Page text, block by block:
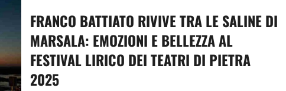
PIETRA
2026:
“ACCAREZZARE
ETERNITÀ”
FRANCO BATTIATO RIVIVE TRA LE SALINE DI
MARSALA: EMOZIONI E BELLEZZA AL
FESTIVAL LIRICO DEI TEATRI DI PIETRA
2025